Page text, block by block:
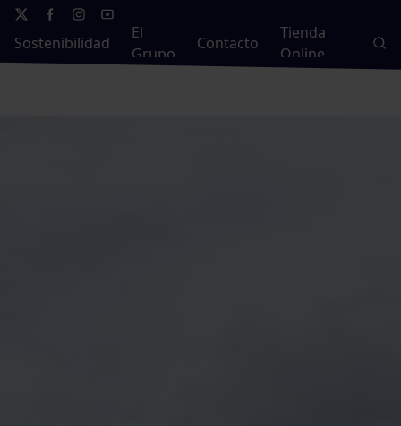
Sostenibilidad
El
Grupo
Contacto
Tienda
Online